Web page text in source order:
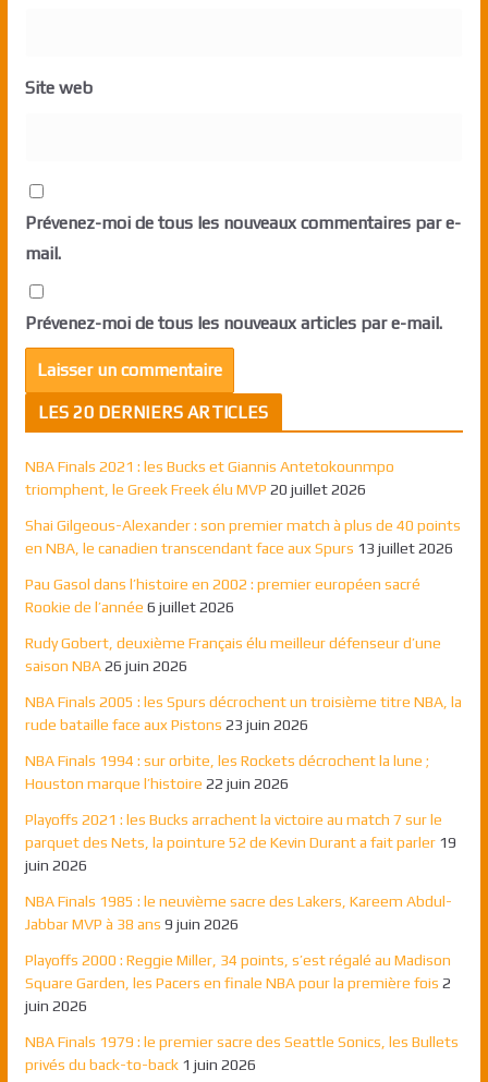
Site web
Prévenez-moi de tous les nouveaux commentaires par e-
mail.
Prévenez-moi de tous les nouveaux articles par e-mail.
LES 20 DERNIERS ARTICLES
NBA Finals 2021 : les Bucks et Giannis Antetokounmpo
triomphent, le Greek Freek élu MVP 20 juillet 2026
Shai Gilgeous-Alexander : son premier match à plus de 40 points
en NBA, le canadien transcendant face aux Spurs 13 juillet 2026
Pau Gasol dans l’histoire en 2002 : premier européen sacré
Rookie de l’année 6 juillet 2026
Rudy Gobert, deuxième Français élu meilleur défenseur d’une
saison NBA 26 juin 2026
NBA Finals 2005 : les Spurs décrochent un troisième titre NBA, la
rude bataille face aux Pistons 23 juin 2026
NBA Finals 1994 : sur orbite, les Rockets décrochent la lune ;
Houston marque l’histoire 22 juin 2026
Playoffs 2021 : les Bucks arrachent la victoire au match 7 sur le
parquet des Nets, la pointure 52 de Kevin Durant a fait parler 19
juin 2026
NBA Finals 1985 : le neuvième sacre des Lakers, Kareem Abdul-
Jabbar MVP à 38 ans 9 juin 2026
Playoffs 2000 : Reggie Miller, 34 points, s’est régalé au Madison
Square Garden, les Pacers en finale NBA pour la première fois 2
juin 2026
NBA Finals 1979 : le premier sacre des Seattle Sonics, les Bullets
privés du back-to-back 1 juin 2026